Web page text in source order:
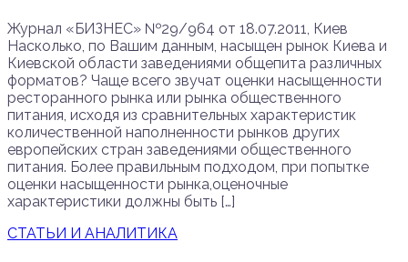
Журнал «БИЗНЕС» №29/964 от 18.07.2011, Киев
Насколько, по Вашим данным, насыщен рынок Киева и
Киевской области заведениями общепита различных
форматов? Чаще всего звучат оценки насыщенности
ресторанного рынка или рынка общественного
питания, исходя из сравнительных характеристик
количественной наполненности рынков других
европейских стран заведениями общественного
питания. Более правильным подходом, при попытке
оценки насыщенности рынка,оценочные
характеристики должны быть […]
СТАТЬИ И АНАЛИТИКА